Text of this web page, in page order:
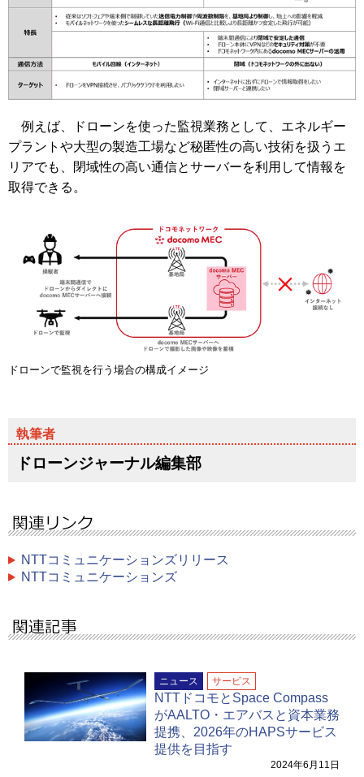
例えば、ドローンを使った監視業務として、エネルギー
プラントや大型の製造工場など秘匿性の高い技術を扱うエ
リアでも、閉域性の高い通信とサーバーを利用して情報を
取得できる。
ドローンで監視を行う場合の構成イメージ
ドローンジャーナル編集部
NTTコミュニケーションズリリース
NTTコミュニケーションズ
ニュース サービス
NTTドコモとSpace Compass
がAALTO・エアバスと資本業務
提携、2026年のHAPSサービス
提供を目指す
2024年6月11日